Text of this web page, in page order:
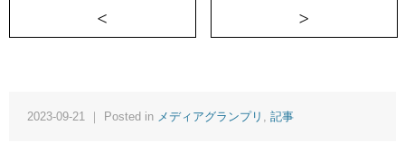
＜ １人焼肉に行ってみた！
2023-09-21 ｜ Posted in メディアグランプリ , 記事